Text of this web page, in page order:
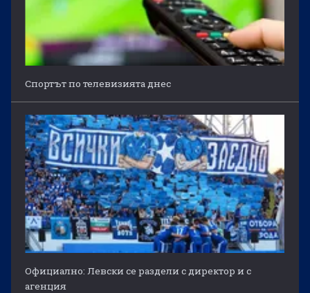
Спортът по телевизията днес
Официално: Левски се раздели с директор и с
агенция